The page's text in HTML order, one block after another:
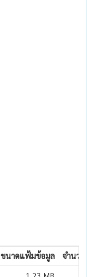
ขนาดแฟ้มข้อมูล
จำนวน